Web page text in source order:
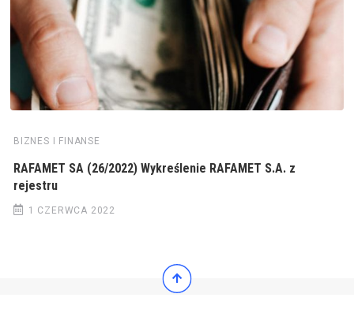
BIZNES I FINANSE
RAFAMET SA (26/2022) Wykreślenie RAFAMET S.A. z
rejestru
1 CZERWCA 2022